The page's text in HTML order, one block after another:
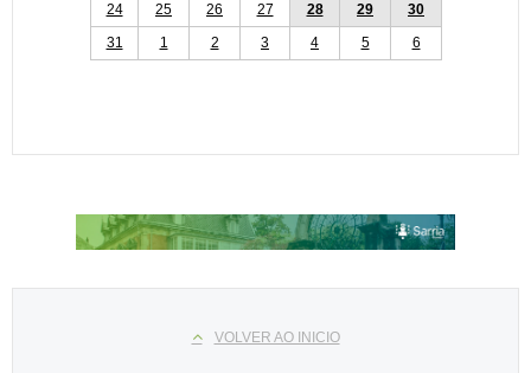
24
25 26 27 28 29
30
31
1 2 3 4 5 6
VOLVER AO INICIO